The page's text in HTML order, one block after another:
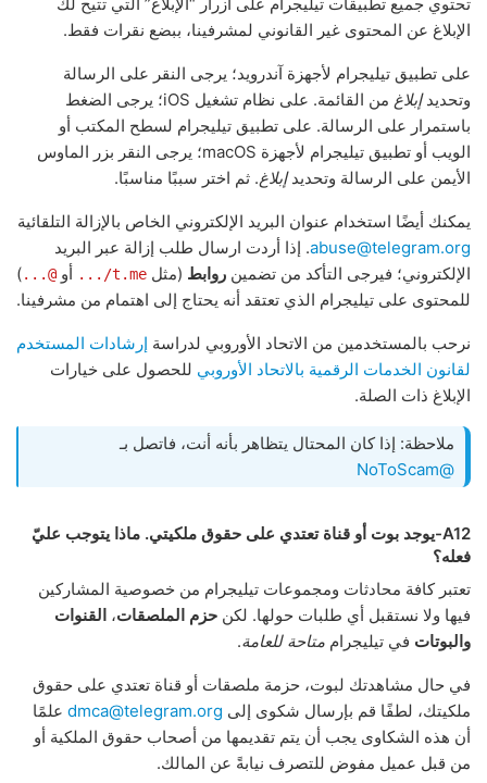
الإبلاغ عن المحتوى غير القانوني لمشرفينا، ببضع نقرات فقط.
على تطبيق تيليجرام لأجهزة آندرويد؛ يرجى النقر على الرسالة
وتحديدإبلاغ
من القائمة. على نظام تشغيل iOS؛ يرجى الضغط
باستمرار على الرسالة. على تطبيق تيليجرام لسطح المكتب أو
الويب أو تطبيق تيليجرام لأجهزة macOS؛ يرجى النقر بزر الماوس
الأيمن على الرسالة وتحديدإبلاغ. ثم اختر سببًا مناسبًا.
يمكنك أيضًا استخدام عنوان البريد الإلكتروني الخاص بالإزالة التلقائية
abuse@telegram.org. إذا أردت ارسال طلب إزالة عبر البريد
الإلكتروني؛ فيرجى التأكد من تضمين روابط (مثل t.me/... أو @...
)
للمحتوى على تيليجرام الذي تعتقد أنه يحتاج إلى اهتمام من مشرفينا.
نرحب بالمستخدمين من الاتحاد الأوروبي لدراسة إرشادات المستخدم
لقانون الخدمات الرقمية بالاتحاد الأوروبي للحصول على خيارات
الإبلاغ ذات الصلة.
ملاحظة: إذا كان المحتال يتظاهر بأنه أنت، فاتصل بـ
@NoToScam
A12-يوجد بوت أو قناة تعتدي على حقوق ملكيتي. ماذا يتوجب عليّ
فعله؟
تعتبر كافة محادثات ومجموعات تيليجرام من خصوصية المشاركين
فيها ولا نستقبل أي طلبات حولها. لكن حزم الملصقات، القنوات
والبوتات في تيليجرام متاحة للعامة.
في حال مشاهدتك لبوت، حزمة ملصقات أو قناة تعتدي على حقوق
ملكيتك، لطفًا قم بإرسال شكوى إلى dmca@telegram.org علمًا
أن هذه الشكاوى يجب أن يتم تقديمها من أصحاب حقوق الملكية أو
من قبل عميل مفوض للتصرف نيابةً عن المالك.